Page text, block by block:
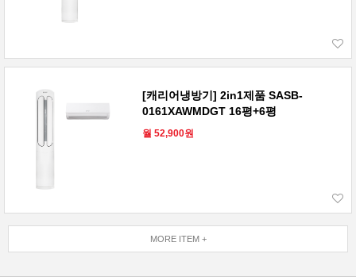
[캐리어냉방기] 2in1제품 SASB-
0161XAWMDGT 16평+6평
월 52,900원
MORE ITEM +